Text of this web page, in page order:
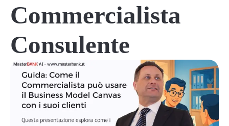
Commercialista
Consulente